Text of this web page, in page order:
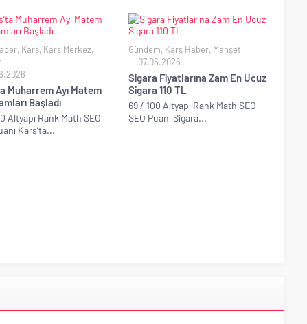
, Kars, Kars Merkez,
Muharrem Ayı Matem
Başladı
Altyapı Rank Math SEO
Kars’ta...
Gündem, Kars Haber, Manşet
07.06.2026
Sigara Fiyatlarına Zam En Ucuz
Sigara 110 TL
69 / 100 Altyapı Rank Math SEO
SEO Puanı Sigara...